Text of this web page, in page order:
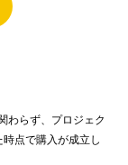
わらず、プロジェク
点で購入が成立し